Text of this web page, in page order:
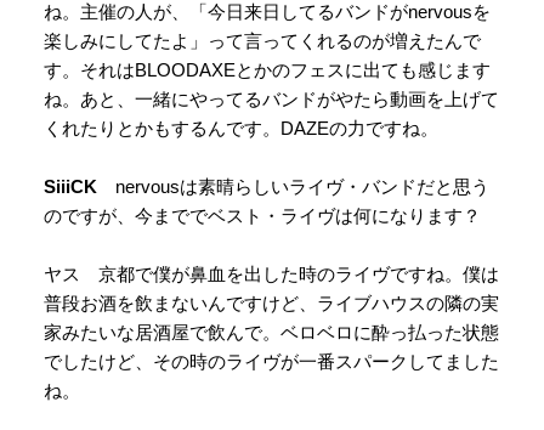
ね。主催の人が、「今日来日してるバンドがnervousを
楽しみにしてたよ」って言ってくれるのが増えたんで
す。それはBLOODAXEとかのフェスに出ても感じます
ね。あと、一緒にやってるバンドがやたら動画を上げて
くれたりとかもするんです。DAZEの力ですね。
SiiiCKnervousは素晴らしいライヴ・バンドだと思う
のですが、今まででベスト・ライヴは何になります？
ヤス 京都で僕が鼻血を出した時のライヴですね。僕は
普段お酒を飲まないんですけど、ライブハウスの隣の実
家みたいな居酒屋で飲んで。ベロベロに酔っ払った状態
でしたけど、その時のライヴが一番スパークしてました
ね。